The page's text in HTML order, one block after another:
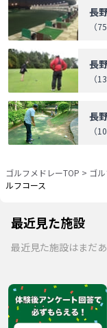
長
（75
長
（13
長
（10
ゴルフメドレーTOP > ゴ
ルフコース
最近見た施設
最近見た施設はまだあ